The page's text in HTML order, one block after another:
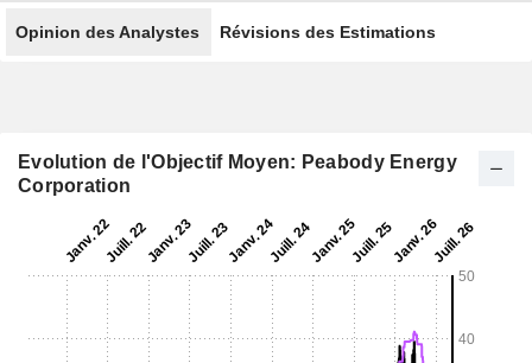
Opinion des Analystes Révisions des Estimations
Evolution de l'Objectif Moyen: Peabody Energy
Corporation